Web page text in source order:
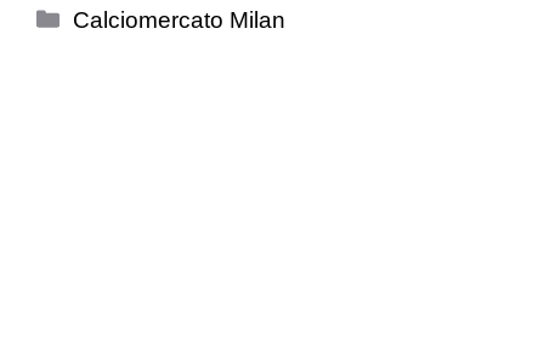
Categorie
Calciomercato Milan